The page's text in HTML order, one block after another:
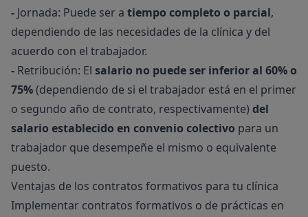
- Jornada: Puede ser a tiempo completo o parcial,
dependiendo de las necesidades de la clínica y del
acuerdo con el trabajador.
- Retribución: El salario no puede ser inferior al 60% o
75%(dependiendo de si el trabajador está en el primer
o segundo año de contrato, respectivamente) del
salario establecido en convenio colectivo para un
trabajador que desempeñe el mismo o equivalente
puesto.
Ventajas de los contratos formativos para tu clínica
Implementar contratos formativos o de prácticas en